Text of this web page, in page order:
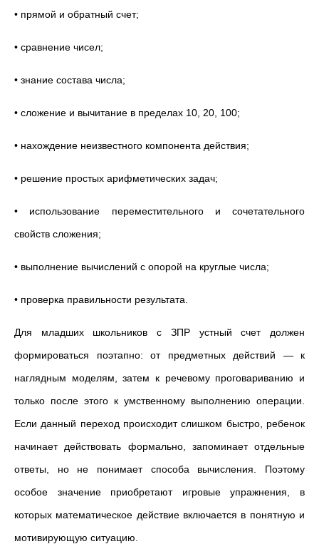
• прямой и обратный счет;
• сравнение чисел;
• знание состава числа;
• сложение и вычитание в пределах 10, 20, 100;
• нахождение неизвестного компонента действия;
• решение простых арифметических задач;
• использование переместительного и сочетательного
свойств сложения;
• выполнение вычислений с опорой на круглые числа;
• проверка правильности результата.
Для младших школьников с ЗПР устный счет должен
формироваться поэтапно: от предметных действий — к
наглядным моделям, затем к речевому проговариванию и
только после этого к умственному выполнению операции.
Если данный переход происходит слишком быстро, ребенок
начинает действовать формально, запоминает отдельные
ответы, но не понимает способа вычисления. Поэтому
особое значение приобретают игровые упражнения, в
которых математическое действие включается в понятную и
мотивирующую ситуацию.